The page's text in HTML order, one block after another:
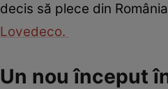
decis să plece din
Lovedeco.
Un nou început